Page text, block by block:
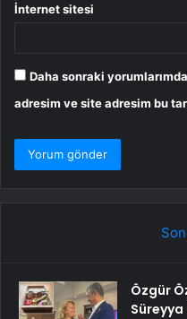
İnternet sitesi
Daha sonraki
adresim ve site adresim bu
Özgür